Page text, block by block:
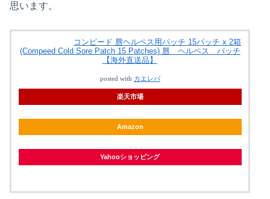
思います。
コンピード 唇ヘルペス用パッチ 15パッチ x 2箱
(Compeed Cold Sore Patch 15 Patches) 唇 ヘルペス パッチ
【海外直送品】
posted with カエレバ
楽天市場
Amazon
Yahooショッピング